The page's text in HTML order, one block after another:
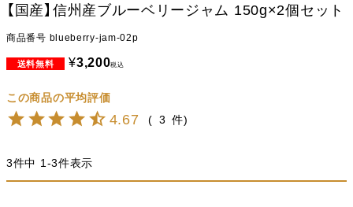
【国産】信州産ブルーベリージャム 150g×2個セット
商品番号 blueberry-jam-02p
¥3,200税込
4.67 3
3件中 1-3件表示